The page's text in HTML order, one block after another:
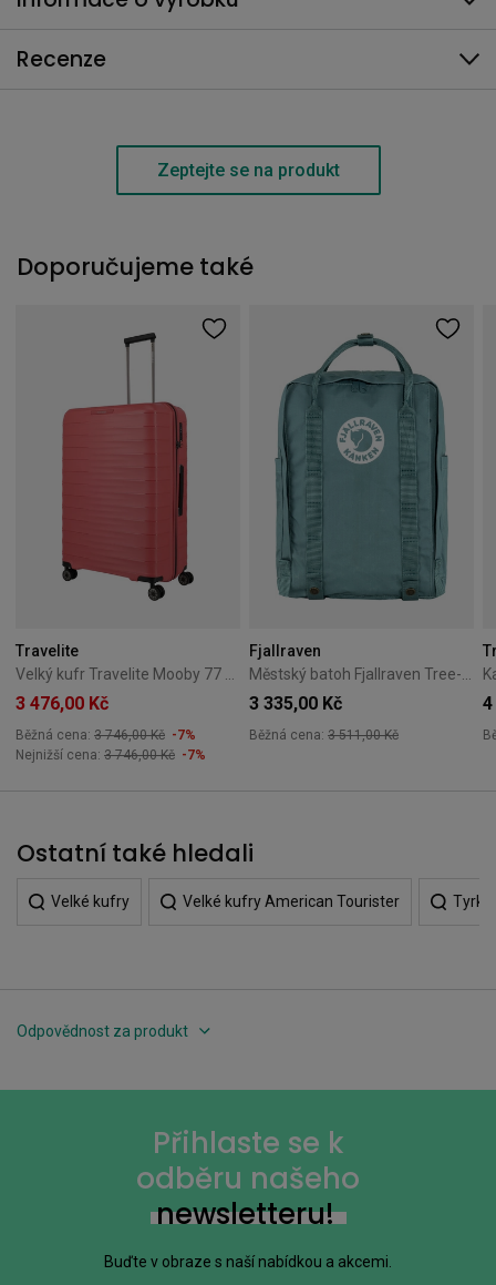
Recenze
Zeptejte se na produkt
Doporučujeme také
Travelite
3 476,00 Kč
Běžná cena: 3 746,00 Kč -7%
Nejnižší cena: 3 746,00 Kč -7%
Fjallraven
3 335,00 Kč
Běžná cena: 3 511,00 Kč
4
Ostatní také hledali
Velké kufry Velké kufry American Tourister
Odpovědnost za produkt
Přihlaste se k
odběru našeho
newsletteru!
Buďte v obraze s naší nabídkou a akcemi.